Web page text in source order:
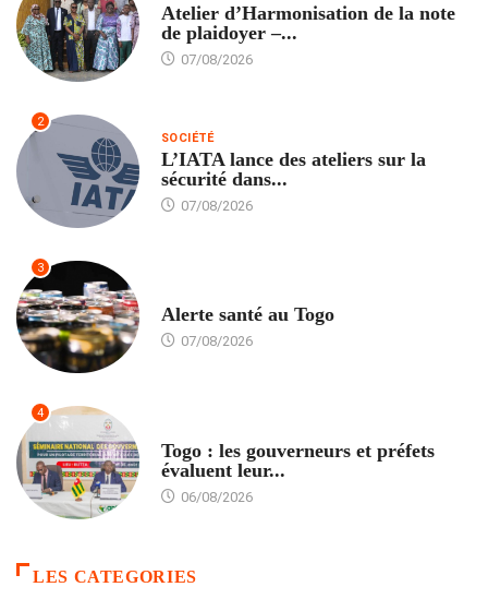
Atelier d’Harmonisation de la note
de plaidoyer –...
07/08/2026
2
SOCIÉTÉ
L’IATA lance des ateliers sur la
sécurité dans...
07/08/2026
3
Alerte santé au Togo
07/08/2026
4
Togo : les gouverneurs et préfets
évaluent leur...
06/08/2026
LES CATEGORIES